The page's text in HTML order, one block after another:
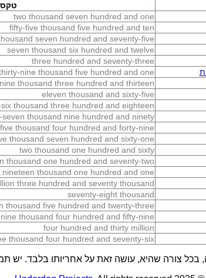
two thousand seven hundred and one
fifty-five thousand five hundred and ten
seven hundred and seventy-five
seven thousand six hundred and twelve
three hundred and seventy-three
nine thousand five hundred and one
thousand three hundred and thirteen
eleven thousand and sixty-five
thousand three hundred and eighteen
seven thousand nine hundred and ninety
five thousand four hundred and forty-nine
thousand seven hundred and sixty-one
two thousand one hundred and sixty
thousand one hundred and seventy-two
nineteen thousand one hundred and one
three hundred and seventy thousand
seventy-eight thousand
thousand five hundred and twenty-three
thousand four hundred and fifty-nine
four hundred and thirty million
thousand four hundred and seventy-six
צורה שהיא, עושה זאת על אחריותו בלבד. יש